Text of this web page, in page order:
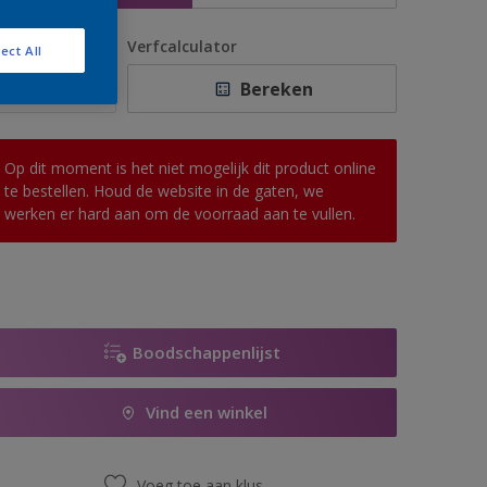
Verfcalculator
Bereken
Op dit moment is het niet mogelijk dit product online
te bestellen. Houd de website in de gaten, we
werken er hard aan om de voorraad aan te vullen.
Boodschappenlijst
Vind een winkel
All